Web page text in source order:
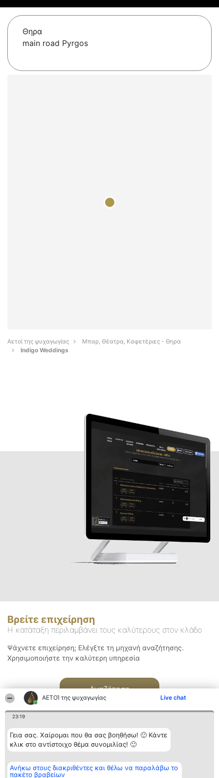
ΑΕΤΟΊ της ψυχαγωγίας Live chat
23:19
Γεια σας. Χαίρομαι που θα σας βοηθήσω! 🙂 Κάντε
κλικ στο αντίστοιχο θέμα συνομιλίας! 🙂
Ανήκω στους διακριθέντες και θέλω να παραλάβω το
πακέτο βραβείων
Θηρα
main road Pyrgos
Αετοί της ψυχαγωγίας
Μπαρ, Θέατρα, Καφετέριες - Θηρα
Indigo Weddings
Βρείτε επιχείρηση
Η κατάταξη περιλαμβάνει τους καλύτερους στον κλάδο
Ψάχνετε επιχείρηση; Ελέγξτε τη μηχανή αναζήτησης.
Χρησιμοποιήστε την καλύτερη υπηρεσία
Αναζήτηση
Διοργανωτής της
κατάταξης
BEAUTIFUL COMPANY
Κατάταξη
Διακριθέντες
Επικοινωνία
Επικοινωνία